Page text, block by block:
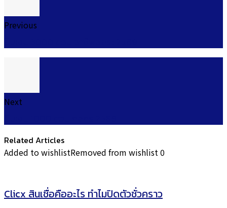
Previous
Next
Related Articles
Added to wishlistRemoved from wishlist0